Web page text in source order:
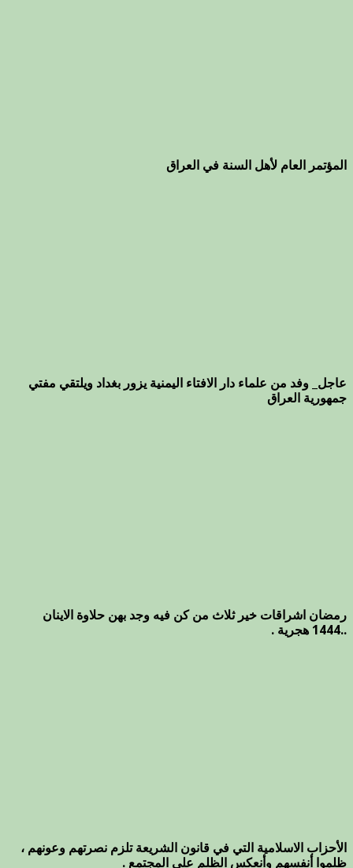
المؤتمر العام لأهل السنة في العراق
عاجل_ وفد من علماء دار الافتاء اليمنية يزور بغداد ويلتقي مفتي
جمهورية العراق
رمضان اشراقات خير ثلاث من كن فيه وجد بهن حلاوة الاينان
..1444 هجرية .
الأحزاب الاسلامية التي في قانون الشريعة تلزم نصرتهم وعونهم ،
ظلموا أنفسهم وأنعكس الظلم على المجتمع .